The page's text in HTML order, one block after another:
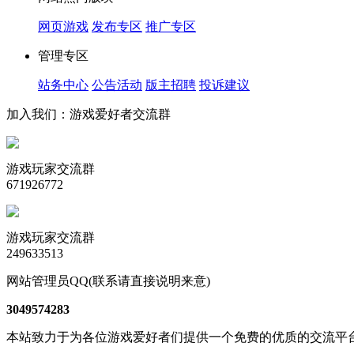
网页游戏 发布专区 推广专区
管理专区
站务中心 公告活动 版主招聘 投诉建议
加入我们：游戏爱好者交流群
游戏玩家交流群
671926772
游戏玩家交流群
249633513
网站管理员QQ(联系请直接说明来意)
3049574283
本站致力于为各位游戏爱好者们提供一个免费的优质的交流平